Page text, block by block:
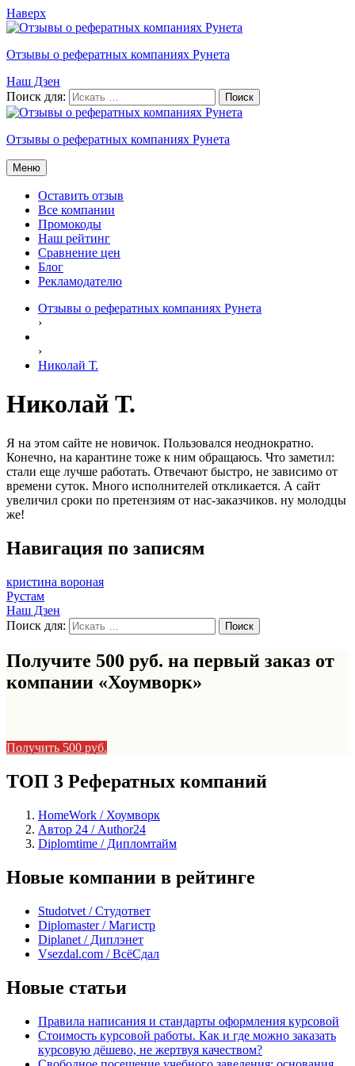
Наверх
Отзывы о рефератных компаниях Рунета
Наш Дзен
Поиск для:
Отзывы о рефератных компаниях Рунета
Меню
Оставить отзыв
Все компании
Промокоды
Наш рейтинг
Сравнение цен
Блог
Рекламодателю
Отзывы о рефератных компаниях Рунета
›
›
Николай Т.
Николай Т.
Я на этом сайте не новичок. Пользовался неоднократно.
Конечно, на карантине тоже к ним обращаюсь. Что заметил:
стали еще лучше работать. Отвечают быстро, не зависимо от
времени суток. Много исполнителей откликается. А сайт
увеличил сроки по претензиям от нас-заказчиков. ну молодцы
же!
Навигация по записям
кристина вороная
Рустам
Наш Дзен
Поиск для:
Получите 500 руб. на первый заказ от
компании «Хоумворк»
Получить 500 руб.
ТОП 3 Рефератных компаний
HomeWork / Хоумворк
Автор 24 / Author24
Diplomtime / Дипломтайм
Новые компании в рейтинге
Studotvet / Студответ
Diplomaster / Магистр
Diplanet / Диплэнет
Vsezdal.com / ВсёСдал
Новые статьи
Правила написания и стандарты оформления курсовой
Стоимость курсовой работы. Как и где можно заказать
курсовую дёшево, не жертвуя качеством?